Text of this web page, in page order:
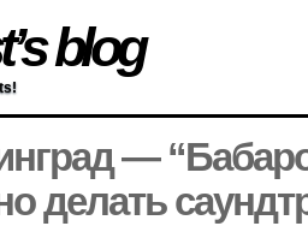
blog
—
делать